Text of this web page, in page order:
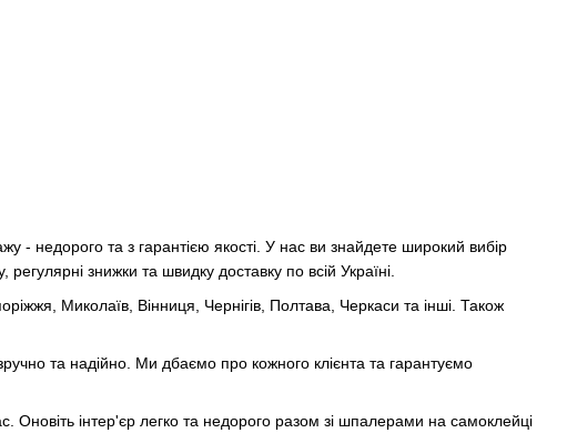
- недорого та з гарантією якості. У нас ви знайдете широкий вибір
знижки та швидку доставку по всій Україні.
Миколаїв, Вінниця, Чернігів, Полтава, Черкаси та інші. Також
та надійно. Ми дбаємо про кожного клієнта та гарантуємо
Оновіть інтер'єр легко та недорого разом зі шпалерами на самоклейці